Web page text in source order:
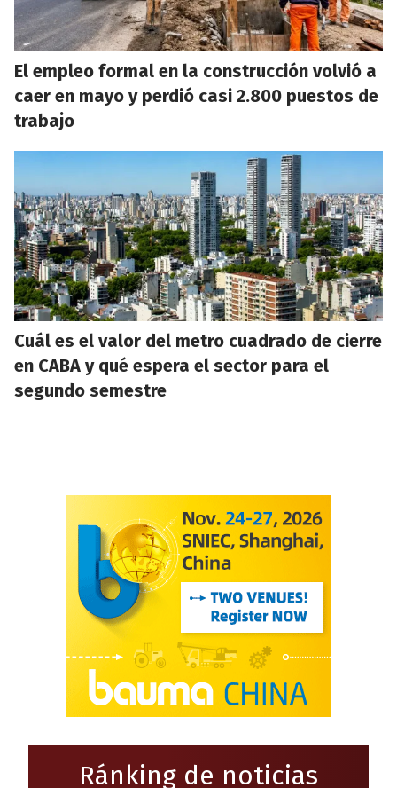
El empleo formal en la construcción volvió a
caer en mayo y perdió casi 2.800 puestos de
trabajo
Cuál es el valor del metro cuadrado de cierre
en CABA y qué espera el sector para el
segundo semestre
Ránking de noticias